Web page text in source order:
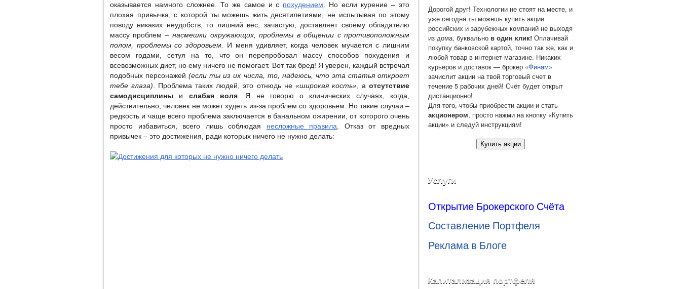
оказывается намного сложнее. То же самое и с похудением . Но если курение – это
плохая привычка, с которой ты можешь жить десятилетиями, не испытывая по этому
поводу никаких неудобств, то лишний вес, зачастую, доставляет своему обладателю
массу проблем –насмешки окружающих, проблемы в общении с противоположным
полом, проблемы со здоровьем.
И меня удивляет, когда человек мучается с лишним
весом годами, сетуя на то, что он перепробовал массу способов похудения и
всевозможных диет, но ему ничего не помогает. Вот так бред! Я уверен, каждый встречал
подобных персонажей(если ты из их числа, то, надеюсь, что эта статья откроет
тебе глаза) . Проблема таких людей, это отнюдь не «широкая кость», аотсутствие
самодисциплины и слабая воля. Я не говорю о клинических случаях, когда,
действительно, человек не может худеть из-за проблем со здоровьем. Но такие случаи –
редкость и чаще всего проблема заключается в банальном ожирении, от которого очень
просто избавиться, всего лишь соблюдая несложные правила . Отказ от вредных
привычек – это достижения, ради которых ничего не нужно делать:
Дорогой друг! Технологии не стоят на месте, и
уже сегодня ты можешь купить акции
российских и зарубежных компаний не выходя
из дома, буквально в один клик! Оплачивай
покупку банковской картой, точно так же, как и
любой товар в интернет-магазине. Никаких
курьеров и доставок — брокер «Финам»
зачислит акции на твой торговый счет в
течение 5 рабочих дней! Счёт будет открыт
дистанционно!
Для того, чтобы приобрести акции и стать
акционером, просто нажми на кнопку «Купить
акции» и следуй инструкциям!
Купить акции
Услуги
Открытие Брокерского Счёта
Составление Портфеля
Реклама в Блоге
Капитализация портфеля